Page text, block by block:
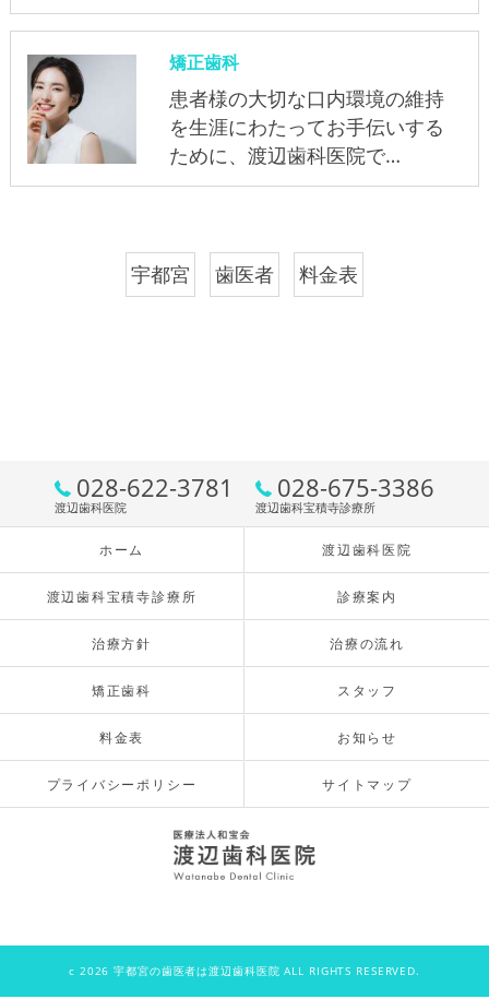
矯正歯科
患者様の大切な口内環境の維持
を生涯にわたってお手伝いする
ために、渡辺歯科医院で…
宇都宮 歯医者 料金表
028-622-3781
渡辺歯科医院
028-675-3386
渡辺歯科宝積寺診療所
ホーム 渡辺歯科医院
渡辺歯科宝積寺診療所 診療案内
治療方針 治療の流れ
矯正歯科 スタッフ
料金表 お知らせ
プライバシーポリシー サイトマップ
c 2026 宇都宮の歯医者は渡辺歯科医院 ALL RIGHTS RESERVED.